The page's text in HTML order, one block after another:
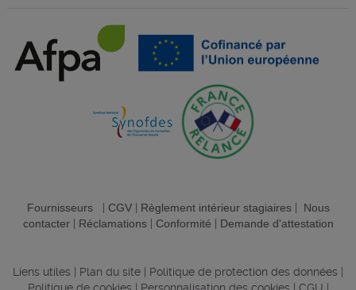
Fournisseurs| CGV| Règlement intérieur stagiaires| Nous
contacter| Réclamations| Conformité Demande d'attestation
Liens utiles Plan du site Politique de protection des données